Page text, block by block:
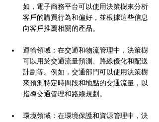
如，電子商務平台可以使用決策樹來分析
客戶的購買行為和偏好，並根據這些信息
向客戶推薦相關的產品。
運輸領域：在交通和物流管理中，決策樹
可以用於交通流量預測、路線優化和配送
計劃等。例如，交通部門可以使用決策樹
來預測特定時間段和地點的交通流量，以
指導交通管理和路線規劃。
環境領域：在環境保護和資源管理中，決